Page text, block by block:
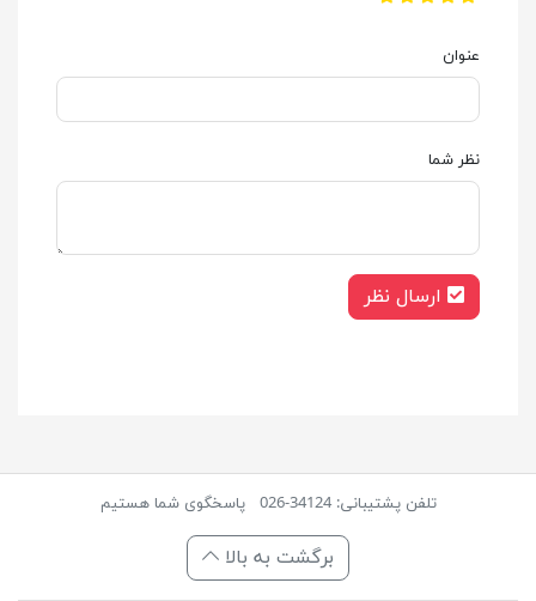
عنوان
نظر شما
ارسال نظر
تلفن پشتیبانی: 34124-026 پاسخگوی شما هستیم
برگشت به بالا